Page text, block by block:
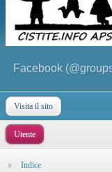
Facebook
Visita il sito
Utente
Indice